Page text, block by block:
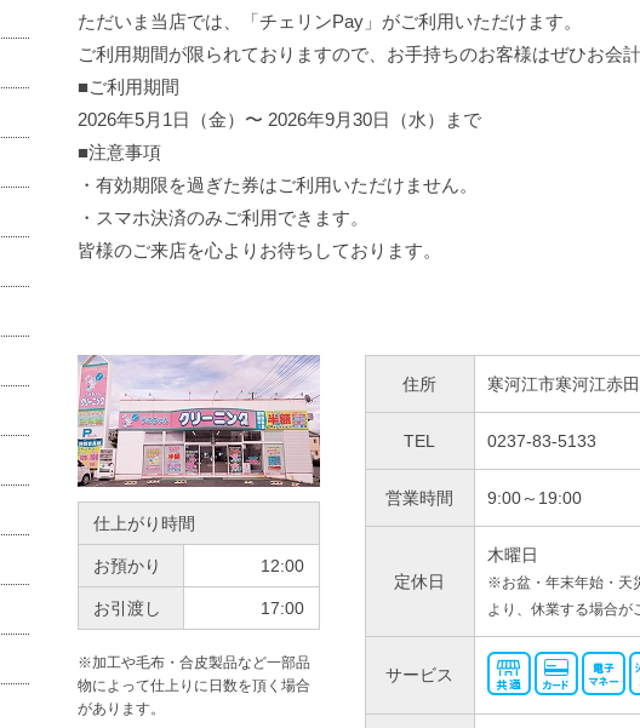
ただいま当店では、「チェリンPay」がご利用いただけます。
ご利用期間が限られておりますので、お手持ちのお客様はぜひお会
■ご利用期間
2026年5月1日（金）〜 2026年9月30日（水）まで
■注意事項
・有効期限を過ぎた券はご利用いただけません。
・スマホ決済のみご利用できます。
皆様のご来店を心よりお待ちしております。
仕上がり時間
お預かり 12:00
お引渡し 17:00
※加工や毛布・合皮製品など一部品
物によって仕上りに日数を頂く場合
があります。
住所 寒河江市寒河江赤
TEL 0237-83-5133
営業時間 9:00～19:00
定休日
木曜日
※お盆・年末年始・天
より、休業する場合が
サービス